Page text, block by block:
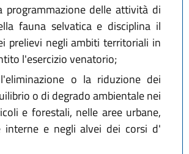
programmazione delle attività di
fauna selvatica e disciplina il
prelievi negli ambiti territoriali in
l'esercizio venatorio;
o la riduzione dei
o di degrado ambientale nei
e forestali, nelle aree urbane,
interne e negli alvei dei corsi d'